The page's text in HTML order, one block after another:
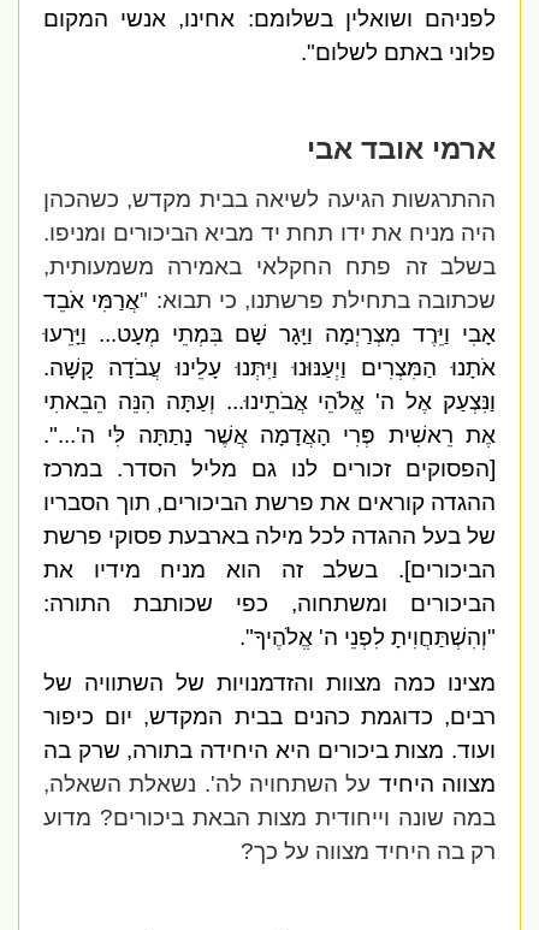
לפניהם ושואלין בשלומם: אחינו, אנשי המקום
פלוני באתם לשלום".
ארמי אובד אבי
ההתרגשות הגיעה לשיאה בבית מקדש, כשהכהן
היה מניח את ידו תחת יד מביא הביכורים ומניפו.
בשלב זה פתח החקלאי באמירה משמעותית,
שכתובה בתחילת פרשתנו, כי תבוא: "אֲרַמִּי אֹבֵד
אָבִי וַיֵּרֶד מִצְרַיְמָה וַיָּגָר שָׁם בִּמְתֵי מְעָט...וַיָּרֵעוּ
אֹתָנוּ הַמִּצְרִים וַיְעַנּוּנוּ וַיִּתְּנוּ עָלֵינוּ עֲבֹדָה קָשָׁה.
וַנִּצְעַק אֶל ה' אֱלֹהֵי אֲבֹתֵינוּ... וְעַתָּה הִנֵּה הֵבֵאתִי
אֶת רֵאשִׁית פְּרִי הָאֲדָמָה אֲשֶׁר נָתַתָּה לִּי ה'...".
[הפסוקים זכורים לנו גם מליל הסדר. במרכז
ההגדה קוראים את פרשת הביכורים, תוך הסבריו
של בעל ההגדה לכל מילה בארבעת פסוקי פרשת
הביכורים]. בשלב זה הוא מניח מידיו את
הביכורים ומשתחוה, כפי שכותבת התורה:
"וְהִשְׁתַּחֲוִיתָ לִפְנֵי ה' אֱלֹהֶיךָ".
מצינו כמה מצוות והזדמנויות של השתוויה של
רבים, כדוגמת כהנים בבית המקדש, יום כיפור
ועוד. מצות ביכורים היא היחידה בתורה, שרק בה
מצווה היחידעל השתחויה לה'. נשאלת השאלה,
במה שונה וייחודית מצות הבאת ביכורים? מדוע
רק בה היחיד מצווה על כך?